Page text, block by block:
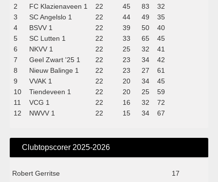
2
FC Klazienaveen 1 22 45 83
32
3
SC Angelslo 1 22 44 49
35
4
BSVV 1 22 39 50
40
5
SC Lutten 1 22 33 65
45
6
NKVV 1 22 25 32
41
7
Geel Zwart '25 1 22 23 34
42
8
Nieuw Balinge 1 22 23 27
61
9
VVAK 1 22 20 34
45
10
Tiendeveen 1 22 20 25
59
11
VCG 1 22 16 32
72
12
NWVV 1 22 15 34 67
Clubtopscorer 2025-2026
Robert Gerritse 17